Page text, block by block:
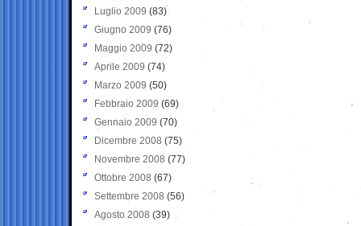
Luglio 2009 (83)
Giugno 2009 (76)
Maggio 2009 (72)
Aprile 2009 (74)
Marzo 2009 (50)
Febbraio 2009 (69)
Gennaio 2009 (70)
Dicembre 2008 (75)
Novembre 2008 (77)
Ottobre 2008 (67)
Settembre 2008 (56)
Agosto 2008 (39)